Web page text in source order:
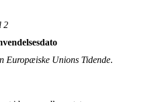
2
Europæiske Unions Tidende.